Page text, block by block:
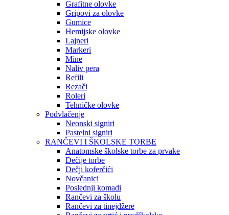
Grafitne olovke
Gripovi za olovke
Gumice
Hemijske olovke
Lajneri
Markeri
Mine
Naliv pera
Refili
Rezači
Roleri
Tehničke olovke
Podvlačenje
Neonski signiri
Pastelni signiri
RANČEVI I ŠKOLSKE TORBE
Anatomske školske torbe za prvake
Dečije torbe
Dečji koferčići
Novčanici
Poslednji komadi
Rančevi za školu
Rančevi za tinejdžere